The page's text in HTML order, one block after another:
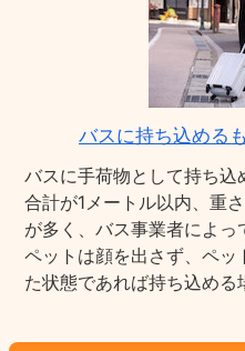
バスに持ち込める
バスに手荷物として持ち
合計が1メートル以内、重
が多く、バス事業者によっ
ペットは顔を出さず、ペッ
た状態であれば持ち込める